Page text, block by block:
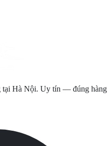
tại Hà Nội. Uy tín — đúng hàng